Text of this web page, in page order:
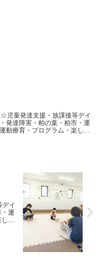
児童発達支援・放課後等デイ
発達障害・柏の葉・柏市・運
動療育・プログラム・楽しい
デイ
運
い